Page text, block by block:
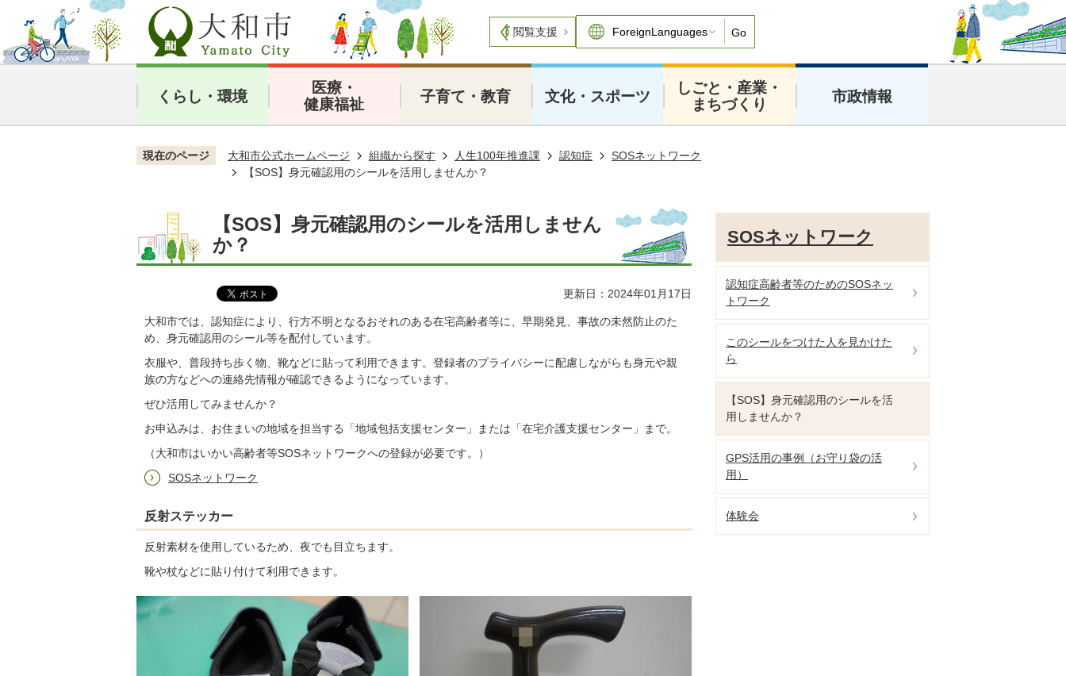
閲覧支援 Go
くらし・環境
医療・
健康福祉
子育て・教育 文化・スポーツ
しごと・産業・
まちづくり
市政情報
現在のページ 大和市公式ホームページ 組織から探す 人生100年推進課 認知症
SOSネットワーク
【SOS】身元確認用のシールを活用しませんか？
【SOS】身元確認用のシールを活用しません
か？
更新日：2024年01月17日
大和市では、認知症により、行方不明となるおそれのある在宅高齢者等に、早期発見、事故の未然防止のた
め、身元確認用のシール等を配付しています。
衣服や、普段持ち歩く物、靴などに貼って利用できます。登録者のプライバシーに配慮しながらも身元や親
族の方などへの連絡先情報が確認できるようになっています。
ぜひ活用してみませんか？
お申込みは、お住まいの地域を担当する「地域包括支援センター」または「在宅介護支援センター」まで。
（大和市はいかい高齢者等SOSネットワークへの登録が必要です。）
SOSネットワーク
反射ステッカー
反射素材を使用しているため、夜でも目立ちます。
靴や杖などに貼り付けて利用できます。
SOSネットワーク
認知症高齢者等のためのSOSネッ
トワーク
このシールをつけた人を見かけた
ら
【SOS】身元確認用のシールを活
用しませんか？
GPS活用の事例（お守り袋の活
用）
体験会